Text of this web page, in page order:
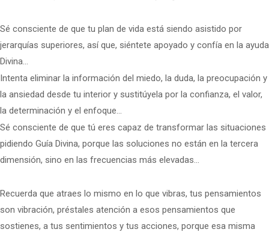
Sé consciente de que tu plan de vida está siendo asistido por
jerarquías superiores, así que, siéntete apoyado y confía en la ayuda
Divina…
Intenta eliminar la información del miedo, la duda, la preocupación y
la ansiedad desde tu interior y sustitúyela por la confianza, el valor,
la determinación y el enfoque…
Sé consciente de que tú eres capaz de transformar las situaciones
pidiendo Guía Divina, porque las soluciones no están en la tercera
dimensión, sino en las frecuencias más elevadas…
Recuerda que atraes lo mismo en lo que vibras, tus pensamientos
son vibración, préstales atención a esos pensamientos que
sostienes, a tus sentimientos y tus acciones, porque esa misma